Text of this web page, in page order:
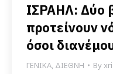
ΙΣΡΑΗΛ: Δύο
προτείνουν
όσοι
ΓΕΝΙΚΑ ΔΙΕΘΝΗ By